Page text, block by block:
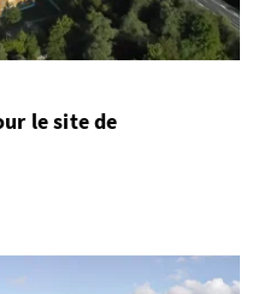
le site de